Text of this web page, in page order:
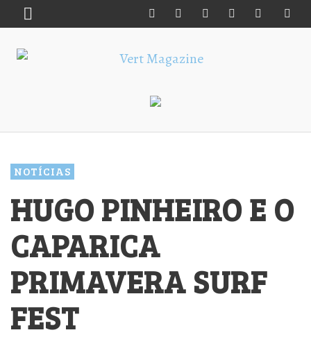
NOTÍCIAS
HUGO PINHEIRO E O
CAPARICA
PRIMAVERA SURF
FEST